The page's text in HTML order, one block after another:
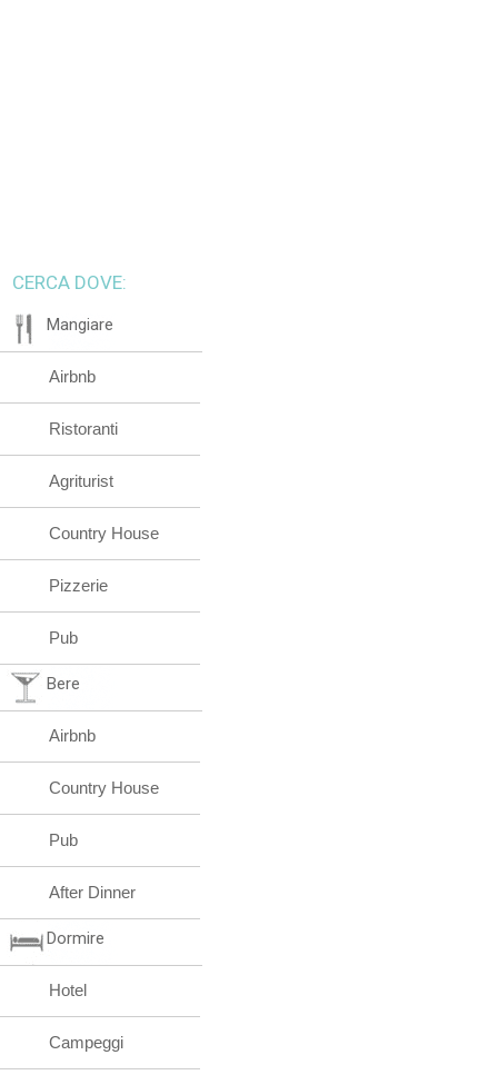
CERCA DOVE:
Mangiare
Airbnb
Ristoranti
Agriturist
Country House
Pizzerie
Pub
Bere
Airbnb
Country House
Pub
After Dinner
Dormire
Hotel
Campeggi